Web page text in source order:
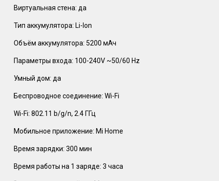
Виртуальная стена: да
Тип аккумулятора: Li-Ion
Объём аккумулятора: 5200 мАч
Параметры входа: 100-240V ~50/60 Hz
Умный дом: да
Беспроводное соединение: Wi-Fi
Wi-Fi: 802.11 b/g/n, 2.4 ГГц
Мобильное приложение: Mi Home
Время зарядки: 300 мин
Время работы на 1 заряде: 3 часа